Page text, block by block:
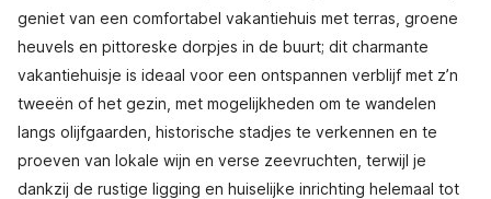
geniet van een comfortabel vakantiehuis met terras, groene
heuvels en pittoreske dorpjes in de buurt; dit charmante
vakantiehuisje is ideaal voor een ontspannen verblijf met z’n
tweeën of het gezin, met mogelijkheden om te wandelen
langs olijfgaarden, historische stadjes te verkennen en te
proeven van lokale wijn en verse zeevruchten, terwijl je
dankzij de rustige ligging en huiselijke inrichting helemaal tot